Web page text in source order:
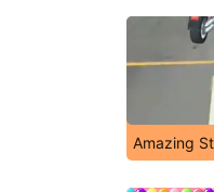
Amazing